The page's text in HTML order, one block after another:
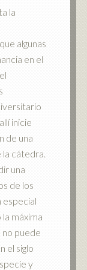
la
algunas
en el
inicie
de una
la cátedra.
una
de los
especial
máxima
no puede
el siglo
y